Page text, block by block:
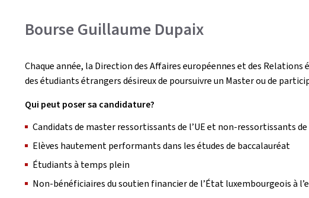
Bourse Guillaume Dupaix
Chaque année, la Direction des Affaires européennes et des
des étudiants étrangers désireux de poursuivre un Master ou de
Qui peut poser sa candidature?
Candidats de master ressortissants de l’UE et non-ressortissants de
Elèves hautement performants dans les études de baccalauréat
Étudiants à temps plein
Non-bénéficiaires du soutien financier de l’État luxembourgeois à